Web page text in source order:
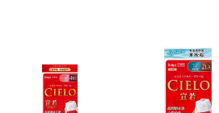
金額後，即可完成結帳。
繳費通知簡訊。
內，點擊此簡訊中的連結，可透過四大超商／
行付款，方視為交易完成。
不需立刻繳費，但若您需要取消訂單，請聯絡
意取消之訂單仍視為有效，需透過AFTEE先享
以上)免運費